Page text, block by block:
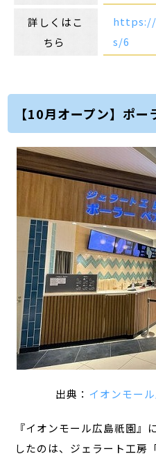
詳しくはこ
ちら
https://
s/6
【10月オープン】ポー
出典： イオンモー
『イオンモール広島祇園』
したのは、ジェラート工房